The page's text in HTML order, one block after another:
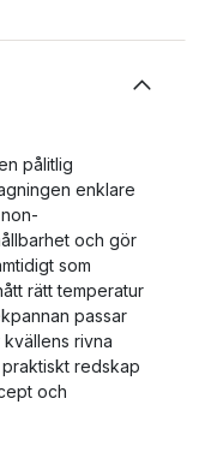
pålitlig
enklare
och gör
som
rätt temperatur
passar
rivna
redskap
och